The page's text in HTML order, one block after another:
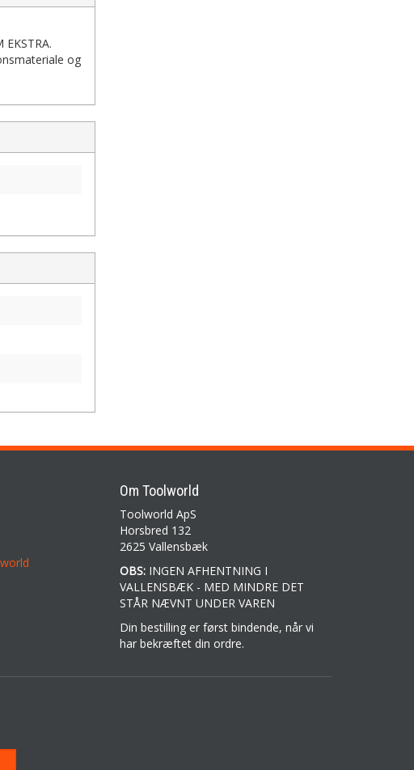
og
Om Toolworld
Toolworld ApS
Horsbred 132
2625 Vallensbæk
OBS:INGEN AFHENTNING I
VALLENSBÆK - MED MINDRE DET
STÅR NÆVNT UNDER VAREN
Din bestilling er først bindende, når vi
har bekræftet din ordre.